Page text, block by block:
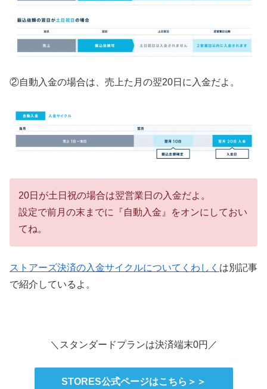
②自動入金の場合は、売上た月の翌20日に入金だよ。
20日が土日祝の場合は翌営業日の入金だよ。
設定で前月の末までに『自動入金』をオンにしておい
てね。
ストアーズ決済の入金サイクルについてくわしく は別記事
で紹介しているよ。
＼スタンダードプランは決済端末0円／
STORES公式ページはこちら＞＞